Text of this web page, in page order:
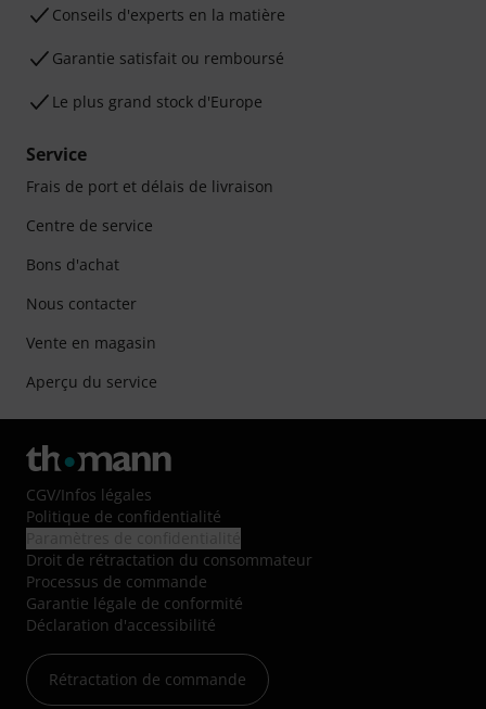
Conseils d'experts en la matière
Garantie satisfait ou remboursé
Le plus grand stock d'Europe
Service
Frais de port et délais de livraison
Centre de service
Bons d'achat
Nous contacter
Vente en magasin
Aperçu du service
CGV/Infos légales
Politique de confidentialité
Droit de rétractation du consommateur
Processus de commande
Garantie légale de conformité
Déclaration d'accessibilité
Rétractation de commande